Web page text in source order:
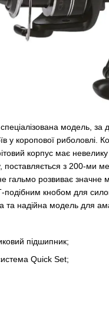
модель, за
у коропової риболовлі.
корпус має
поставляється з 200-ми
гальмо розвиває значне
кнобом для
та надійна модель для
підшипник;
Quick Set;